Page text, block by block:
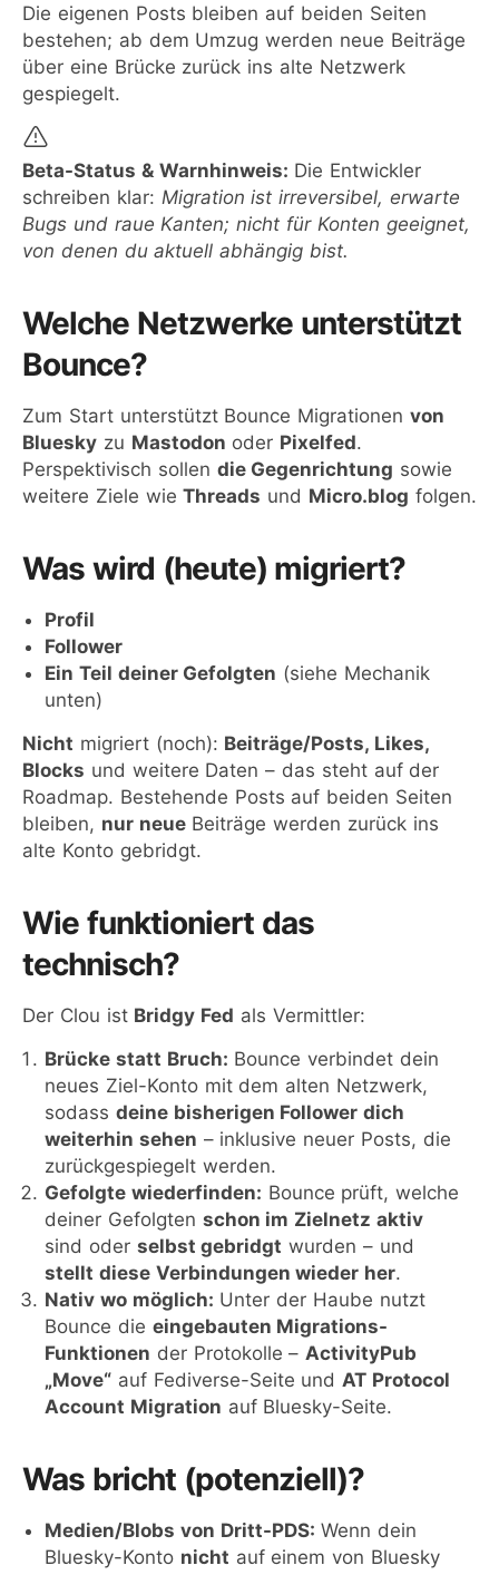
Die eigenen Posts bleiben auf beiden Seiten
bestehen; ab dem Umzug werden neue Beiträge
über eine Brücke zurück ins alte Netzwerk
gespiegelt.
Beta-Status & Warnhinweis: Die Entwickler
schreiben klar: Migration ist irreversibel, erwarte
Bugs und raue Kanten; nicht für Konten geeignet,
von denen du aktuell abhängig bist.
Welche Netzwerke unterstützt
Bounce?
Zum Start unterstützt Bounce Migrationen von
Bluesky zu Mastodon oder Pixelfed.
Perspektivisch sollen die Gegenrichtung sowie
weitere Ziele wieThreads und Micro.blog folgen.
Was wird (heute) migriert?
Profil
Follower
Ein Teil deiner Gefolgten (siehe Mechanik
unten)
Nicht migriert (noch): Beiträge/Posts, Likes,
Blocks und weitere Daten – das steht auf der
Roadmap. Bestehende Posts auf beiden Seiten
bleiben, nur neueBeiträge werden zurück ins
alte Konto gebridgt.
Wie funktioniert das
technisch?
Der Clou ist Bridgy Fed als Vermittler:
Brücke statt Bruch: Bounce verbindet dein
neues Ziel-Konto mit dem alten Netzwerk,
sodass deine bisherigen Follower dich
weiterhin sehen – inklusive neuer Posts, die
zurückgespiegelt werden.
Gefolgte wiederfinden: Bounce prüft, welche
deiner Gefolgten schon im Zielnetz aktiv
sind oder selbst gebridgt wurden – und
stellt diese Verbindungen wieder her.
Nativ wo möglich: Unter der Haube nutzt
Bounce die eingebauten Migrations-
Funktionen der Protokolle –ActivityPub
„Move“ auf Fediverse-Seite undAT Protocol
Account Migration auf Bluesky-Seite.
Was bricht (potenziell)?
Medien/Blobs von Dritt-PDS: Wenn dein
Bluesky-Konto nicht auf einem von Bluesky